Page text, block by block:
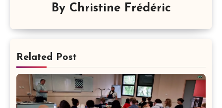
By Christine Frédéric
Related Post